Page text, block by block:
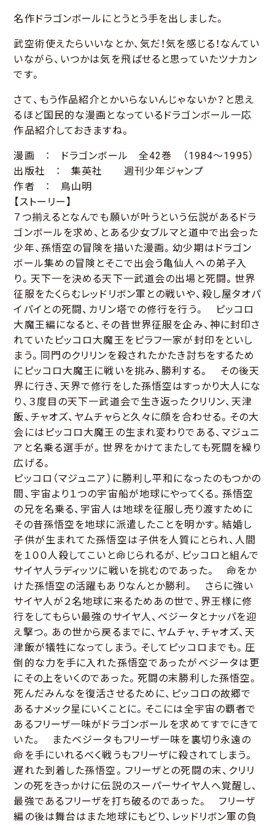
名作ドラゴンボールにとうとう手を出しました。
武空術使えたらいいなとか、気だ！気を感じる！なんてい
いながら、いつかは気を飛ばせると思っていたツナカン
です。
さて、もう作品紹介とかいらないんじゃないか？と思え
るほど国民的な漫画となっているドラゴンボール一応
作品紹介しておきますね。
漫画 ： ドラゴンボール 全42巻 （1984～1995）
出版社 ： 集英社 週刊少年ジャンプ
作者 ： 鳥山明
【ストーリー】
７つ揃えるとなんでも願いが叶うという伝説があるドラ
ゴンボールを求め、とある少女ブルマと道中で出会った
少年、孫悟空の冒険を描いた漫画。幼少期はドラゴン
ボール集めの冒険とそこで出会う亀仙人への弟子入
り。天下一を決める天下一武道会の出場と死闘。世界
征服をたくらむレッドリボン軍との戦いや、殺し屋タオパ
イパイとの死闘、カリン塔での修行を行う。 ピッコロ
大魔王編になると、その昔世界征服を企み、神に封印さ
れていたピッコロ大魔王をピラフ一家が封印をといし
まう。同門のクリリンを殺されたかたき討ちをするため
にピッコロ大魔王に戦いを挑み、勝利する。 その後天
界に行き、天界で修行をした孫悟空はすっかり大人にな
り、３度目の天下一武道会で生き返ったクリリン、天津
飯、チャオズ、ヤムチャらと久々に顔を合わせる。その大
会にはピッコロ大魔王の生まれ変わりである、マジュニ
アと名乗る選手が。世界をかけてまたしても死闘を繰り
広げる。
ピッコロ（マジュニア）に勝利し平和になったのもつかの
間、宇宙より１つの宇宙船が地球にやってくる。孫悟空
の兄を名乗る、宇宙人は地球を征服し売り渡すために
その昔孫悟空を地球に派遣したことを明かす。結婚し
子供が生まれてた孫悟空は子供を人質にとられ、人間
を１００人殺してこいと命じられるが、ピッコロと組んで
サイヤ人ラディッツに戦いを挑むのであった。 命をか
けた孫悟空の活躍もありなんとか勝利。 さらに強い
サイヤ人が２名地球に来るためあの世で、界王様に修
行をしてもらい最強のサイヤ人、ベジータとナッパを迎
え撃つ。あの世から戻るまでに、ヤムチャ、チャオズ、天
津飯が犠牲になってしまう。そしてピッコロまでも。圧
倒的な力を手に入れた孫悟空であったがベジータは更
にその上をいくのであった。死闘の末勝利した孫悟空。
死んだみんなを復活させるために、ピッコロの故郷で
あるナメック星にいくことに。そこには全宇宙の覇者で
あるフリーザ一味がドラゴンボールを求めてすでにきて
いた。 またベジータもフリーザ一味を裏切り永遠の
命を手にいれるべく戦うもフリーザに殺されてしまう。
遅れた到着した孫悟空。フリーザとの死闘の末、クリリ
ンの死をきっかけに伝説のスーパーサイヤ人へ覚醒し、
最強であるフリーザを打ち破るのであった。 フリーザ
編の後は舞台はまた地球にもどり、レッドリボン軍の負